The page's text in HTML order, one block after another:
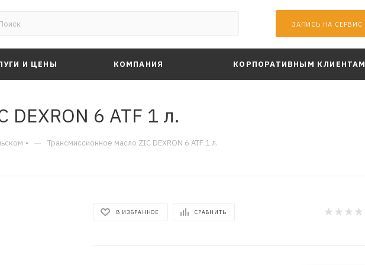
ЗАПИСЬ НА СЕРВИС
И ЦЕНЫ КОМПАНИЯ КОРПОРАТИВНЫМ КЛИЕНТАМ
6 ATF 1 л.
— Трансмиссионное масло ZIC DEXRON 6 ATF 1 л.
В ИЗБРАННОЕ СРАВНИТЬ